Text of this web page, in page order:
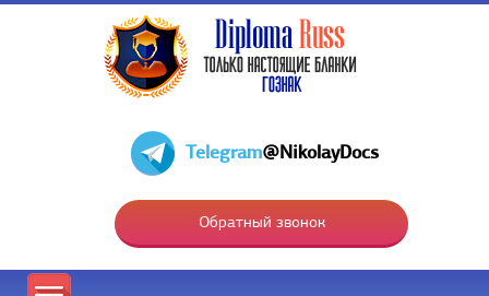
Telegram@NikolayDocs
Обратный звонок